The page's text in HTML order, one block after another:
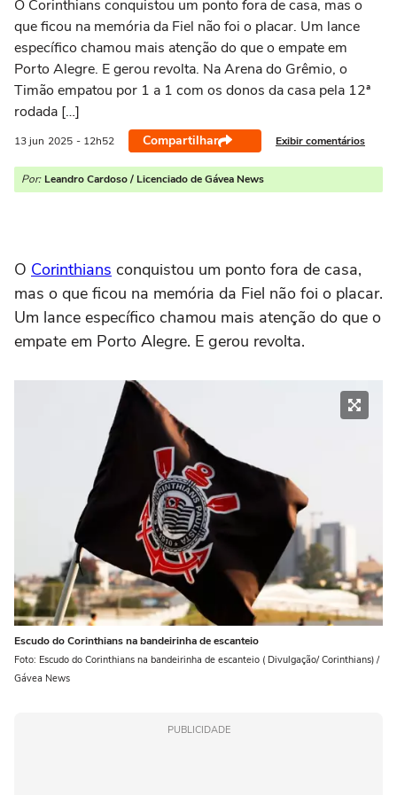
O Corinthians conquistou um ponto fora de casa, mas o
que ficou na memória da Fiel não foi o placar. Um lance
específico chamou mais atenção do que o empate em
Porto Alegre. E gerou revolta. Na Arena do Grêmio, o
Timão empatou por 1 a 1 com os donos da casa pela 12ª
rodada […]
13 jun 2025 - 12h52 Compartilhar Exibir comentários
Por: Leandro Cardoso / Licenciado de Gávea News
O Corinthians conquistou um ponto fora de casa,
mas o que ficou na memória da Fiel não foi o placar.
Um lance específico chamou mais atenção do que o
empate em Porto Alegre. E gerou revolta.
Escudo do Corinthians na bandeirinha de escanteio
Foto: Escudo do Corinthians na bandeirinha de escanteio ( Divulgação/ Corinthians) /
Gávea News
PUBLICIDADE